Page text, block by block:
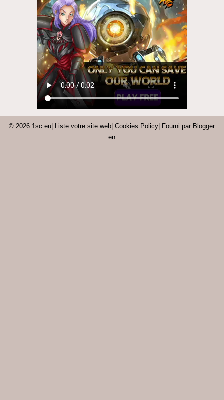
© 2026 1sc.eu Liste votre site web Cookies Policy | Fourni par Blogger
en